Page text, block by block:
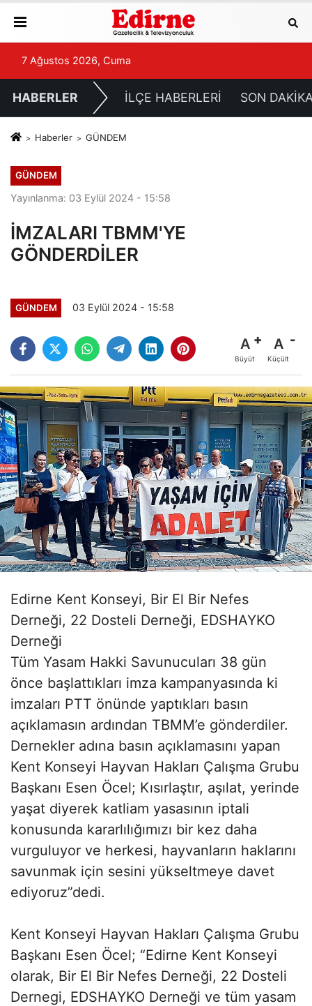
7 Ağustos 2026, Cuma
HABERLER İLÇE HABERLERİ SON
Haberler GÜNDEM
GÜNDEM
Yayınlanma: 03 Eylül 2024 - 15:58
İMZALARI TBMM'YE
GÖNDERDİLER
GÜNDEM 03 Eylül 2024 - 15:58
A
Büyüt
A
Küçült
Edirne Kent Konseyi, Bir El Bir Nefes
Derneği, 22 Dosteli Derneği, EDSHAYKO
Derneği
Tüm Yasam Hakki Savunucuları 38 gün
önce başlattıkları imza kampanyasında ki
imzaları PTT önünde yaptıkları basın
açıklamasın ardından TBMM’e gönderdiler.
Dernekler adına basın açıklamasını yapan
Kent Konseyi Hayvan Hakları Çalışma Grubu
Başkanı Esen Öcel; Kısırlaştır, aşılat, yerinde
yaşat diyerek katliam yasasının iptali
konusunda kararlılığımızı bir kez daha
vurguluyor ve herkesi, hayvanların haklarını
savunmak için sesini yükseltmeye davet
ediyoruz”dedi.
Kent Konseyi Hayvan Hakları Çalışma Grubu
Başkanı Esen Öcel; “Edirne Kent Konseyi
olarak, Bir El Bir Nefes Derneği, 22 Dosteli
Dernegi, EDSHAYKO Derneği ve tüm yasam